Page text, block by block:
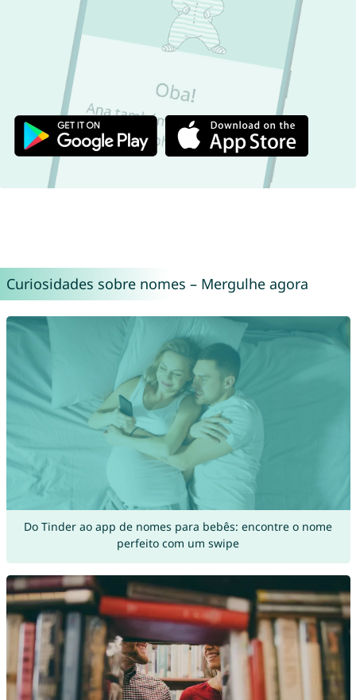
Curiosidades sobre nomes – Mergulhe agora
Do Tinder ao app de nomes para bebês: encontre o nome
perfeito com um swipe